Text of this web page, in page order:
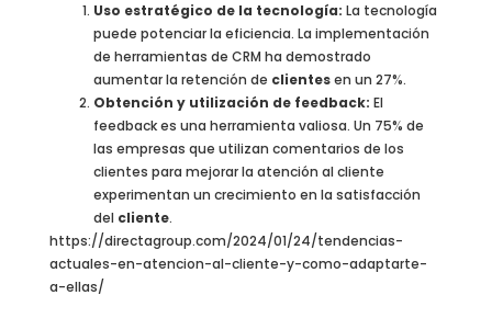
Uso estratégico de la tecnología: La tecnología
puede potenciar la eficiencia. La implementación
de herramientas de CRM ha demostrado
aumentar la retención de clientesen un 27%.
Obtención y utilización de feedback: El
feedback es una herramienta valiosa. Un 75% de
las empresas que utilizan comentarios de los
clientes para mejorar la atención al cliente
experimentan un crecimiento en la satisfacción
del cliente.
https://directagroup.com/2024/01/24/tendencias-
actuales-en-atencion-al-cliente-y-como-adaptarte-
a-ellas/